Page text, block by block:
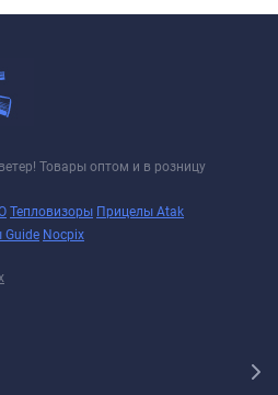
Товары оптом и в розницу
Тепловизоры Прицелы Atak
Guide Nocpix